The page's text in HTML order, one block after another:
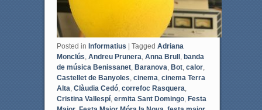
Posted in Informatius Tagged Adriana
Monclús, Andreu Prunera, Anna Brull , banda
de música Benissanet, Baranova, Bot, calor,
Castellet de Banyoles, cinema, cinema Terra
Alta, Clàudia Cedó, correfoc Rasquera,
Cristina Vallespí, ermita Sant Domingo, Festa